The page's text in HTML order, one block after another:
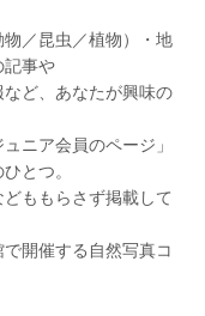
／昆虫／植物）・地
記事や
ど、あなたが興味の
ニア会員のページ」
とつ。
ももらさず掲載して
開催する自然写真コ